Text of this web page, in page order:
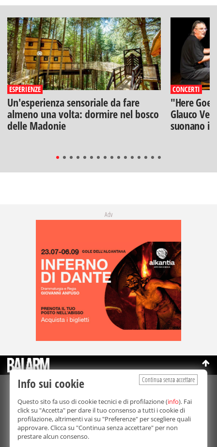
ESPERIENZE
Un'esperienza sensoriale da fare
almeno una volta: dormire nel bosco
delle Madonie
CONCERTI
"Here
Glauco
suonano i
Adv
©Copyright 2003-2026
Bmedia Srl- P.IVA 07064240828
La riproduzione totale o parziale di tutti i contenuti, in qualunque
forma, su qualsiasi supporto è proibita.
Balarm.it è una testata giornalistica registrata. Autorizzazione del
Tribunale di Palermo n° 32 del 21/10/2003
Direttore responsabile:
Continua senza accettare
Info sui cookie
Questo sito fa uso di cookie tecnici e di profilazione (info). Fai
click su "Accetta" per dare il tuo consenso a tutti i cookie di
profilazione, altrimenti vai su "Preferenze" per scegliere quali
approvare. Clicca su "Continua senza accettare" per non
prestare alcun consenso.